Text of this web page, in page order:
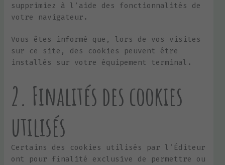
supprimiez à l’aide des fonctionnalités de
votre navigateur.
Vous êtes informé que, lors de vos visites
sur ce site, des cookies peuvent être
installés sur votre équipement terminal.
2. Finalités des cookies
utilisés
Certains des cookies utilisés par l’Éditeur
ont pour finalité exclusive de permettre ou